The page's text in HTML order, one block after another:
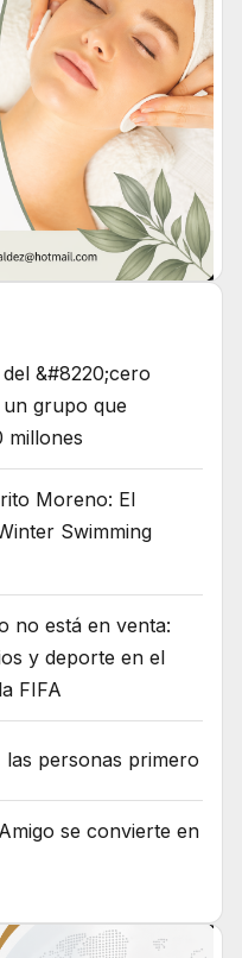
&#8220;cero
un grupo que
millones
Moreno: El
Swimming
no está en venta:
y deporte en el
FIFA
personas primero
se convierte en